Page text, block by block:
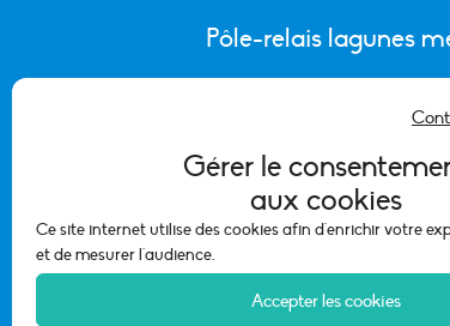
Gérer le
aux cookies
Ce site internet utilise des cookies afin d'enrichir votre
et de mesurer l'audience.
Accepter les cookies
Pôle-relais lagunes
CONTACTER L’ÉQUIPE DU PÔLE